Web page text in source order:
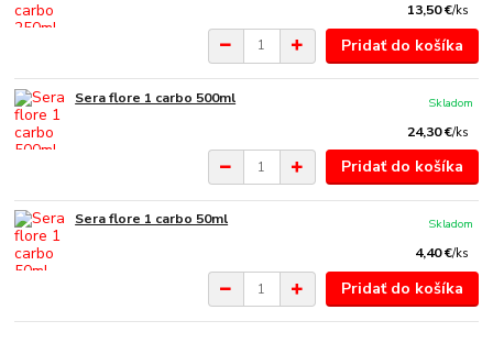
13,50 €/ks
Pridať do košíka
Sera flore 1 carbo 500ml
24,30 €/ks
Skladom
Pridať do košíka
Sera flore 1 carbo 50ml
4,40 €/ks
Skladom
Pridať do košíka